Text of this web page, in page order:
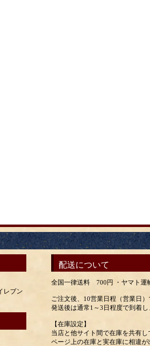
レブン
配送について
全国一律送料 700円 ・ヤマト運
ご注文後、10営業日程（営業日
発送後は通常1～3日程度で到着
【在庫設定】
当店と他サイト間で在庫を共有
ページ上の在庫と実在庫に相違